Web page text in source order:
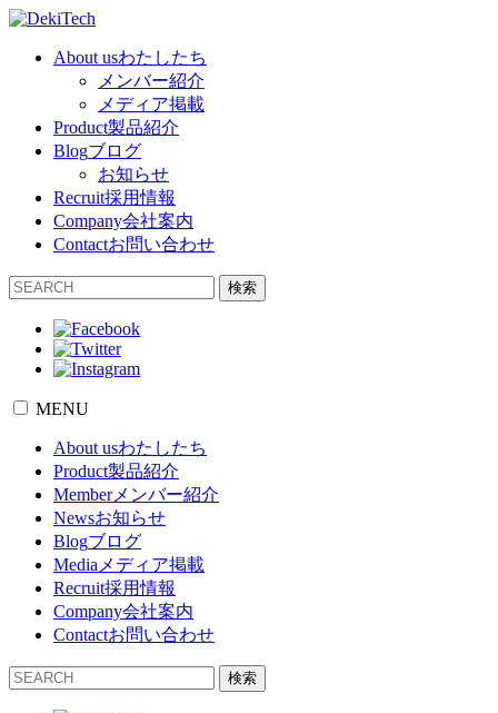
About usわたしたち
メンバー紹介
メディア掲載
Product製品紹介
Blogブログ
お知らせ
Recruit採用情報
Company会社案内
Contactお問い合わせ
検索
MENU
About usわたしたち
Product製品紹介
Memberメンバー紹介
Newsお知らせ
Blogブログ
Media メディア掲載
Recruit採用情報
Company会社案内
Contactお問い合わせ
検索